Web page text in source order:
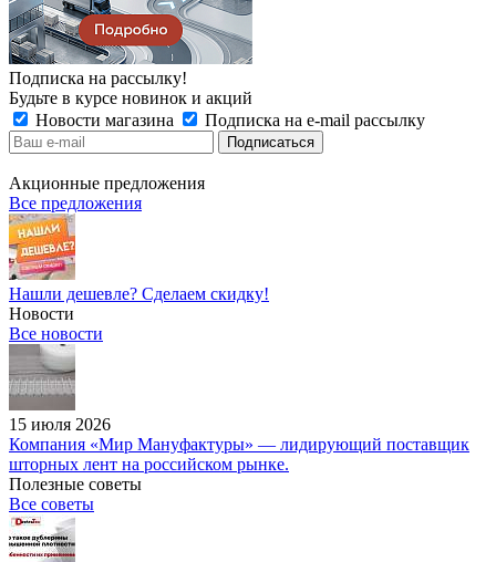
Подписка на рассылку!
Будьте в курсе новинок и акций
Новости магазина
Подписка на e-mail рассылку
Акционные предложения
Все предложения
Нашли дешевле? Сделаем скидку!
Новости
Все новости
15 июля 2026
Компания «Мир Мануфактуры» — лидирующий поставщик
шторных лент на российском рынке.
Полезные советы
Все советы